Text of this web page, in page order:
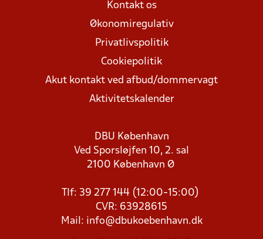
Kontakt os
Økonomiregulativ
Privatlivspolitik
Cookiepolitik
Akut kontakt ved afbud/dommervagt
Aktivitetskalender
DBU København
Ved Sporsløjfen 10, 2. sal
2100 København Ø
Tlf: 39 277 144 (12:00-15:00)
CVR: 63928615
Mail: info@dbukoebenhavn.dk